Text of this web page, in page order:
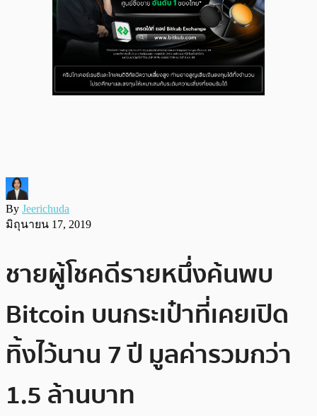
By Jeerichuda
มิถุนายน 17, 2019
ชายผู้โชคดีรายหนึ่งค้นพบ
Bitcoin บนกระเป๋าที่เคยเปิด
ทิ้งไว้นาน 7 ปี มูลค่ารวมกว่า
1.5 ล้านบาท